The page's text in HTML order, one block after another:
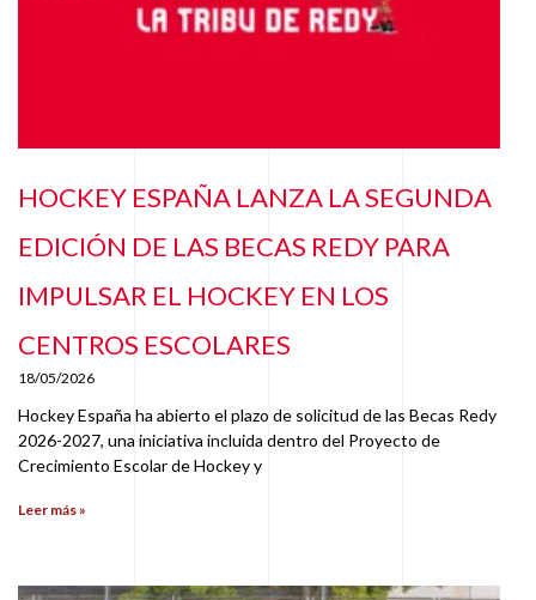
HOCKEY ESPAÑA LANZA LA SEGUNDA
EDICIÓN DE LAS BECAS REDY PARA
IMPULSAR EL HOCKEY EN LOS
CENTROS ESCOLARES
18/05/2026
Hockey España ha abierto el plazo de solicitud de las Becas Redy
2026-2027, una iniciativa incluida dentro del Proyecto de
Crecimiento Escolar de Hockey y
Leer más »